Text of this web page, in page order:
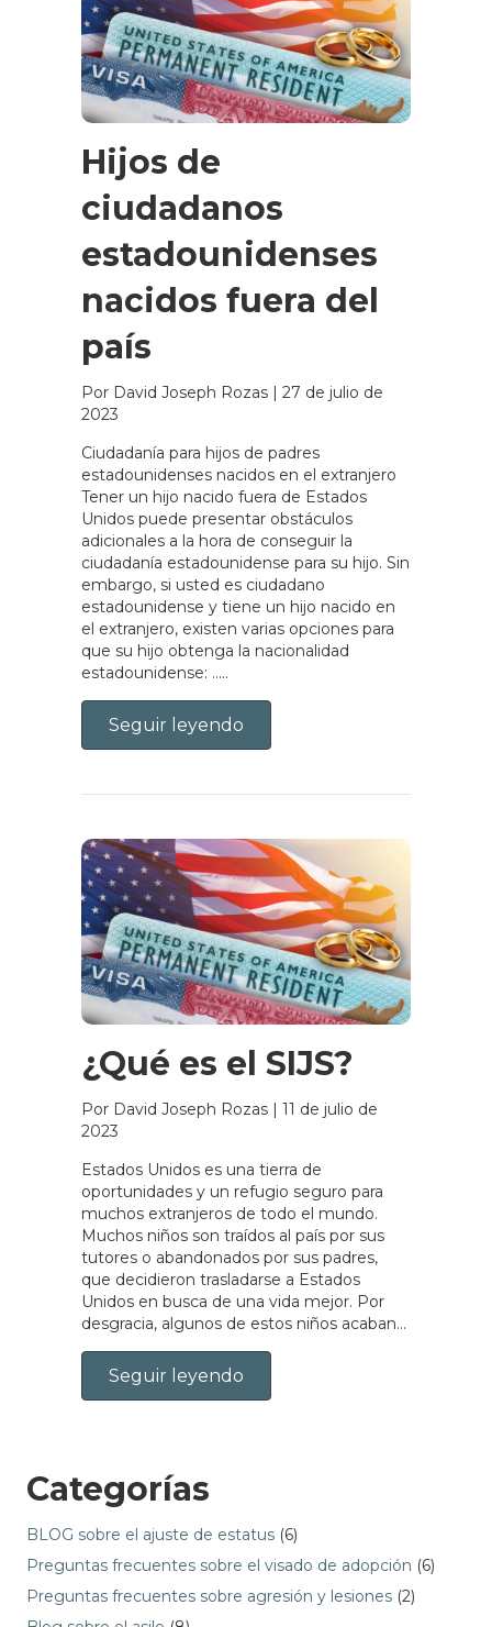
Hijos de
ciudadanos
estadounidenses
nacidos fuera del
país
Por David Joseph Rozas
27 de julio de
2023
Ciudadanía para hijos de padres
estadounidenses nacidos en el extranjero
Tener un hijo nacido fuera de Estados
Unidos puede presentar obstáculos
adicionales a la hora de conseguir la
ciudadanía estadounidense para su hijo. Sin
embargo, si usted es ciudadano
estadounidense y tiene un hijo nacido en
el extranjero, existen varias opciones para
que su hijo obtenga la nacionalidad
estadounidense: .....
Seguir leyendo
¿Qué es el SIJS?
Por David Joseph Rozas | 11 de julio de
2023
Estados Unidos es una tierra de
oportunidades y un refugio seguro para
muchos extranjeros de todo el mundo.
Muchos niños son traídos al país por sus
tutores o abandonados por sus padres,
que decidieron trasladarse a Estados
Unidos en busca de una vida mejor. Por
desgracia, algunos de estos niños acaban...
Seguir leyendo
Categorías
BLOG sobre el ajuste de estatus (6)
Preguntas frecuentes sobre el visado de adopción (6)
Preguntas frecuentes sobre agresión y lesiones (2)